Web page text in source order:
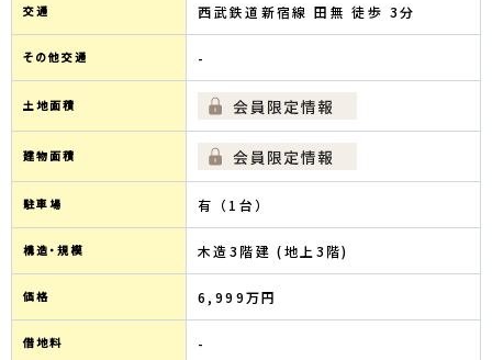
交通 西武鉄道新宿線 田無 徒歩 3分
その他交通 -
土地面積
建物面積
駐車場 有 （1台）
構造・規模 木造3階建 (地上3階)
価格 6,999万円
借地料 -